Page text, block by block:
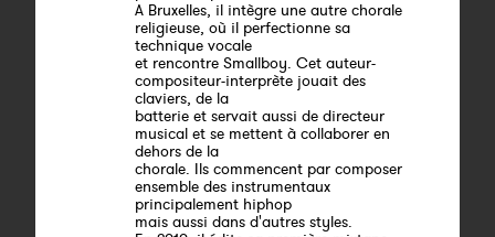
A Bruxelles, il intègre une autre chorale
religieuse, où il perfectionne sa
technique vocale
et rencontre Smallboy. Cet auteur-
compositeur-interprète jouait des
claviers, de la
batterie et servait aussi de directeur
musical et se mettent à collaborer en
dehors de la
chorale. Ils commencent par composer
ensemble des instrumentaux
principalement hiphop
mais aussi dans d'autres styles.